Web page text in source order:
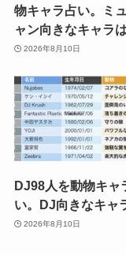
物キャラ占い。ミ
ャン向きなキャラ
2026年8月10日
DJ98人を動物キャ
い。DJ向きなキャ
2026年8月10日